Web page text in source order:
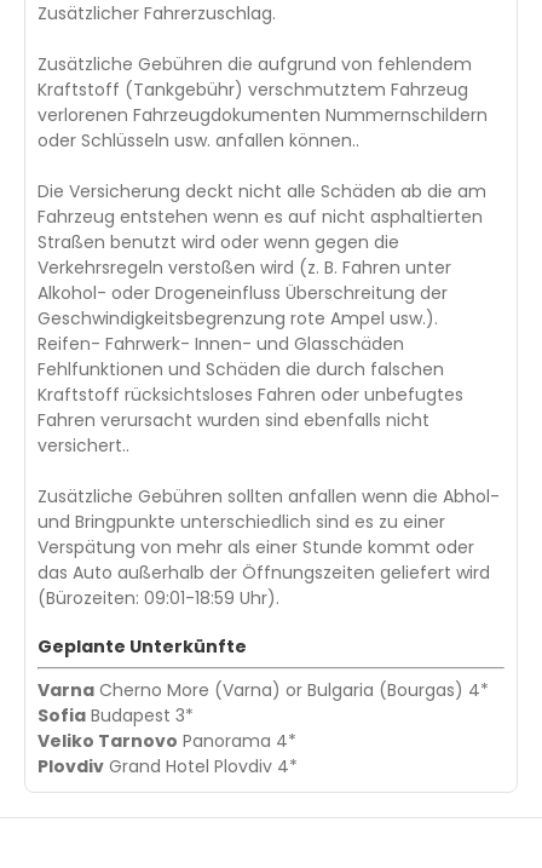
Zusätzlicher Fahrerzuschlag.
Zusätzliche Gebühren die aufgrund von fehlendem
Kraftstoff (Tankgebühr) verschmutztem Fahrzeug
verlorenen Fahrzeugdokumenten Nummernschildern
oder Schlüsseln usw. anfallen können..
Die Versicherung deckt nicht alle Schäden ab die am
Fahrzeug entstehen wenn es auf nicht asphaltierten
Straßen benutzt wird oder wenn gegen die
Verkehrsregeln verstoßen wird (z. B. Fahren unter
Alkohol- oder Drogeneinfluss Überschreitung der
Geschwindigkeitsbegrenzung rote Ampel usw.).
Reifen- Fahrwerk- Innen- und Glasschäden
Fehlfunktionen und Schäden die durch falschen
Kraftstoff rücksichtsloses Fahren oder unbefugtes
Fahren verursacht wurden sind ebenfalls nicht
versichert..
Zusätzliche Gebühren sollten anfallen wenn die Abhol-
und Bringpunkte unterschiedlich sind es zu einer
Verspätung von mehr als einer Stunde kommt oder
das Auto außerhalb der Öffnungszeiten geliefert wird
(Bürozeiten: 09:01-18:59 Uhr).
Geplante Unterkünfte
Varna Cherno More (Varna) or Bulgaria (Bourgas) 4*
Sofia Budapest 3*
Veliko Tarnovo Panorama 4*
Plovdiv Grand Hotel Plovdiv 4*